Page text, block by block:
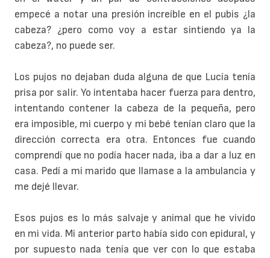
empecé a notar una presión increíble en el pubis ¿la
cabeza? ¿pero como voy a estar sintiendo ya la
cabeza?, no puede ser.
Los pujos no dejaban duda alguna de que Lucía tenía
prisa por salir. Yo intentaba hacer fuerza para dentro,
intentando contener la cabeza de la pequeña, pero
era imposible, mi cuerpo y mi bebé tenían claro que la
dirección correcta era otra. Entonces fue cuando
comprendí que no podía hacer nada, iba a dar a luz en
casa. Pedí a mi marido que llamase a la ambulancia y
me dejé llevar.
Esos pujos es lo más salvaje y animal que he vivido
en mi vida. Mi anterior parto había sido con epidural, y
por supuesto nada tenía que ver con lo que estaba